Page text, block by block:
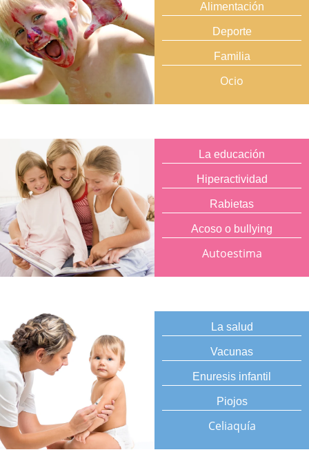
Alimentación
Deporte
Familia
Ocio
La educación
Hiperactividad
Rabietas
Acoso o bullying
Autoestima
La salud
Vacunas
Enuresis infantil
Piojos
Celiaquía